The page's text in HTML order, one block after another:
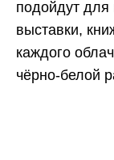
подойдут
выставки,
каждого
чёрно-белой